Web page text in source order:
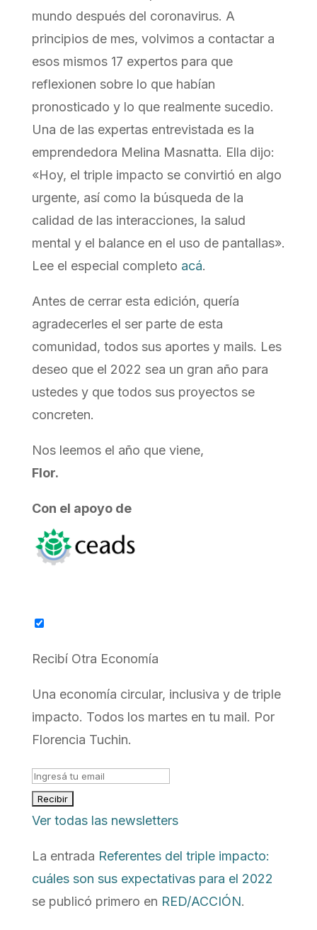
mundo después del coronavirus. A
principios de mes, volvimos a contactar a
esos mismos 17 expertos para que
reflexionen sobre lo que habían
pronosticado y lo que realmente sucedio.
Una de las expertas entrevistada es la
emprendedora Melina Masnatta. Ella dijo:
«Hoy, el triple impacto se convirtió en algo
urgente, así como la búsqueda de la
calidad de las interacciones, la salud
mental y el balance en el uso de pantallas».
Lee el especial completo acá.
Antes de cerrar esta edición, quería
agradecerles el ser parte de esta
comunidad, todos sus aportes y mails. Les
deseo que el 2022 sea un gran año para
ustedes y que todos sus proyectos se
concreten.
Nos leemos el año que viene,
Flor.
Con el apoyo de
Recibí Otra Economía
Una economía circular, inclusiva y de triple
impacto. Todos los martes en tu mail. Por
Florencia Tuchin.
Ver todas las newsletters
La entrada Referentes del triple impacto:
cuáles son sus expectativas para el 2022
se publicó primero en RED/ACCIÓN.